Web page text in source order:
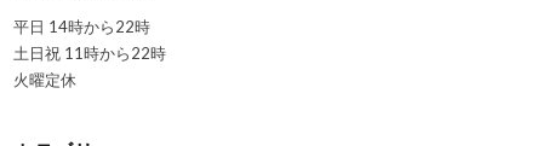
平日 14時から22時
土日祝 11時から22時
火曜定休